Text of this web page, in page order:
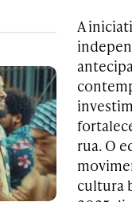
A
rua. O
cultura